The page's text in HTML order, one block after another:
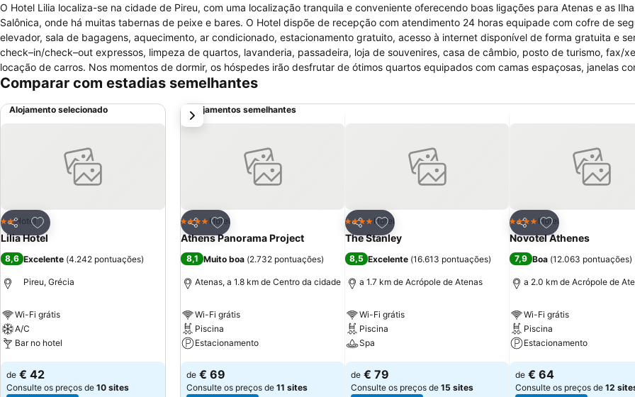
O Hotel Lilia localiza-se na cidade de Pireu, com uma localização tranquila e conveniente oferecendo boas ligações para Atenas e as
Salônica, onde há muitas tabernas de peixe e bares. O Hotel dispõe de recepção com atendimento 24 horas equipade com cofre de
elevador, sala de bagagens, aquecimento, ar condicionado, estacionamento gratuito, acesso à internet disponível de forma gratuita e
check–in/check–out expressos, limpeza de quartos, lavanderia, passadeira, loja de souvenires, casa de câmbio, posto de turismo, fax/
locação de carros. Nos momentos de dormir, os hóspedes irão desfrutar de ótimos quartos equipados com camas espaçosas, janelas
para a cidade, mesa de escritório, telefone com chamadas locais disponíveis, roupas de cama, roupas de banho, banheiro com ducha e
Comparar com estadias semelhantes
Alojamento selecionado
Partilhar
Adicionar aos favoritos
2 Estrelas
Hotel
Lilia Hotel
8,6 Excelente (4.242 pontuações)
Pireu, Grécia
Wi-Fi grátis
A/C
Bar no hotel
Ver preços
de € 42
Consulte os preços de 10 sites
Alojamentos semelhantes
Partilhar
Adicionar aos favoritos
4 EstrelasHotel
Athens Panorama Project
8,1 Muito boa (2.732 pontuações)
Atenas, a 1.8 km de Centro da cidade
Wi-Fi grátis
Piscina
Estacionamento
Ver preços
de € 69
Consulte os preços de 11 sites
Partilhar
Adicionar aos favoritos
4 EstrelasHotel
The Stanley
8,5 Excelente (16.613 pontuações)
a 1.7 km de Acrópole de Atenas
Wi-Fi grátis
Piscina
Spa
Ver preços
de € 79
Consulte os preços de 15 sites
Partilhar
Adicionar aos
4 EstrelasHotel
Novotel Athenes
7,9 Boa (12.063 pontuações)
a 2.0 km de Acrópole de
Wi-Fi grátis
Piscina
Estacionamento
Ver preços
de € 64
Consulte os preços de 12
próximo